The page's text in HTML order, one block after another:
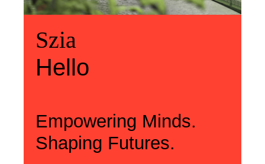
Üdvözlünk
Szia
Szia
Welcome
Hello
Empowering Minds.
Shaping Futures.